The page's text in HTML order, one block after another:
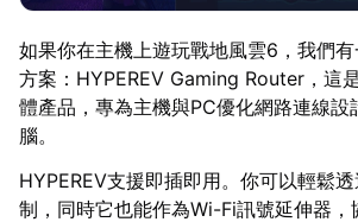
如果你在主機上遊玩戰地風雲6，我們
方案：HYPEREV Gaming Router，這
體產品，專為主機與PC優化網路連線
腦。
HYPEREV支援即插即用。你可以輕鬆
制，同時它也能作為Wi-Fi訊號延伸器，